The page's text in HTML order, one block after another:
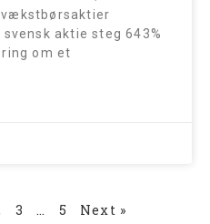
vækstbørsaktier
aktie steg 643%
om et
3 … 5 Next »